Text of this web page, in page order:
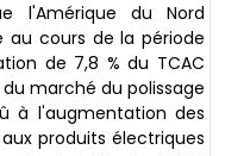
l'Amérique du Nord
au cours de la période
de 7,8 % du TCAC
marché du polissage
à l'augmentation des
produits électriques